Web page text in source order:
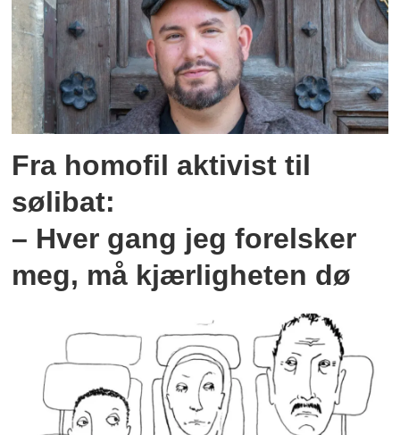
Fra homofil aktivist til
sølibat:
– Hver gang jeg forelsker
meg, må kjærligheten dø